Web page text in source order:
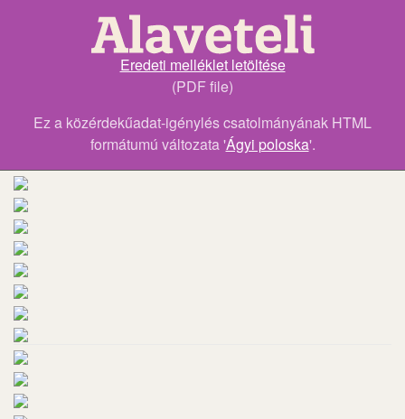
Eredeti melléklet letöltése
(PDF file)
Ez a közérdekűadat-igénylés csatolmányának HTML
formátumú változata 'Ágyi poloska'.